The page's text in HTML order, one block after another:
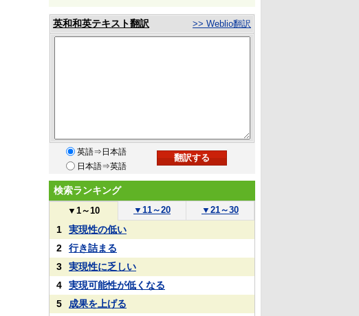
英和和英テキスト翻訳 >> Weblio翻訳
英語⇒日本語
日本語⇒英語
検索ランキング
▼ 1～10 ▼ 11～20 ▼ 21～30
1
実現性の低い
2
行き詰まる
3
実現性に乏しい
4
実現可能性が低くなる
5
成果を上げる